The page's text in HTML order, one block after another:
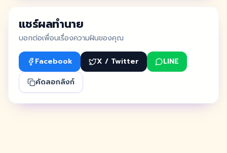
แชร์ผลทำนาย
บอกต่อเพื่อนเรื่องความฝันของคุณ
Facebook X / Twitter
LINE
คัดลอกลิงก์